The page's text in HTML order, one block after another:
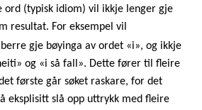
ord (typisk idiom) vil ikkje lenger gje
resultat. For eksempel vil
berre gje bøyinga av ordet «i», og ikkje
og «i så fall». Dette fører til fleire
første går søket raskare, for det
eksplisitt slå opp uttrykk med fleire